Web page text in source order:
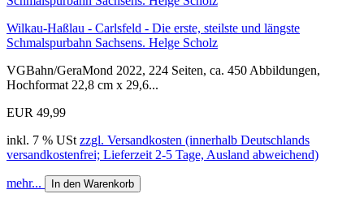
Wilkau-Haßlau - Carlsfeld - Die erste, steilste und längste
Schmalspurbahn Sachsens. Helge Scholz
VGBahn/GeraMond 2022, 224 Seiten, ca. 450 Abbildungen,
Hochformat 22,8 cm x 29,6...
EUR 49,99
inkl. 7 % USt zzgl. Versandkosten (innerhalb Deutschlands
versandkostenfrei; Lieferzeit 2-5 Tage, Ausland abweichend)
mehr... In den Warenkorb